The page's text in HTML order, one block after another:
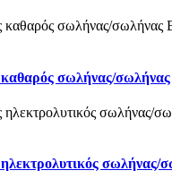
σωλήνας/
σωλήνας/